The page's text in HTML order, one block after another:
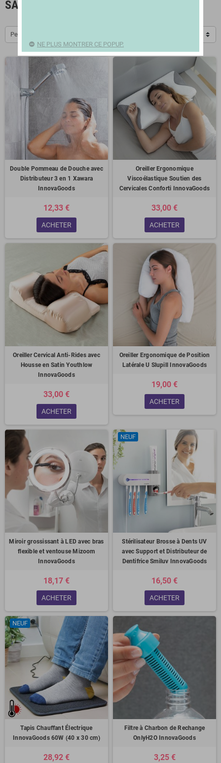
SANTÉ ET BEAUTÉ TELESHOP
Pertinence
Double Pommeau de Douche avec
Distributeur 3 en 1 Xawara
InnovaGoods
12,33 €
ACHETER
Oreiller Ergonomique
Viscoélastique Soutien des
Cervicales Conforti InnovaGoods
33,00 €
ACHETER
Oreiller Cervical Anti-Rides avec
Housse en Satin Youthlow
InnovaGoods
33,00 €
ACHETER
Oreiller Ergonomique de Position
Latérale U Slupill InnovaGoods
19,00 €
ACHETER
Miroir grossissant à LED avec bras
flexible et ventouse Mizoom
InnovaGoods
18,17 €
ACHETER
NEUF
Stérilisateur Brosse à Dents UV
avec Support et Distributeur de
Dentifrice Smiluv InnovaGoods
16,50 €
ACHETER
NEUF
Tapis Chauffant Électrique
InnovaGoods 60W (40 x 30 cm)
28,92 €
Filtre à Charbon de Rechange
OnlyH2O InnovaGoods
3,25 €
NE PLUS MONTRER CE POPUP.